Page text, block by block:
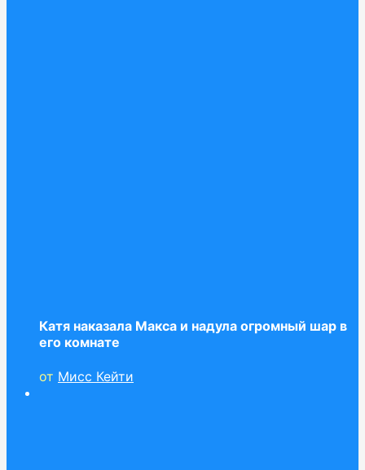
Катя наказала Макса и надула огромный шар в
его комнате
от Мисс Кейти